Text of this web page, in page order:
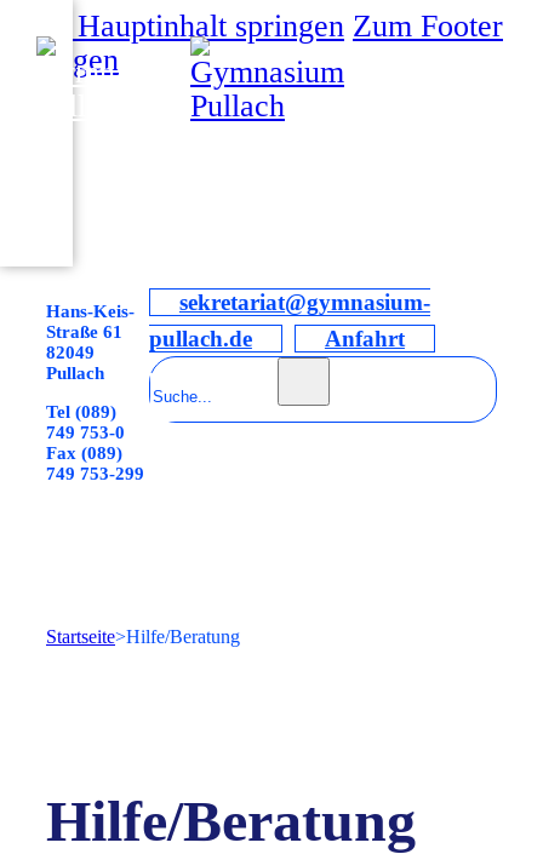
Zum Hauptinhalt springen Zum Footer
springen
Hans-Keis-
Straße 61
82049
Pullach
Tel (089)
749 753-0
Fax (089)
749 753-299
sekretariat@gymnasium-
pullach.de
Anfahrt
Suchen
Startseite Hilfe/Beratung
Hilfe/Beratung